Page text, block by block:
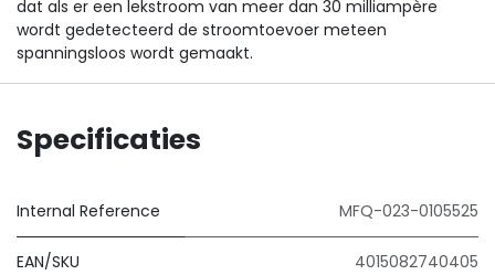
dat als er een lekstroom van meer dan 30 milliampère
wordt gedetecteerd de stroomtoevoer meteen
spanningsloos wordt gemaakt.
Specificaties
Internal Reference MFQ-023-0105525
EAN/SKU 4015082740405